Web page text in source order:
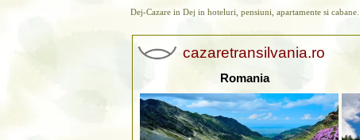
Dej-Cazare in Dej in hoteluri, pensiuni, apartamente si
cazaretransilvania.ro
Romania